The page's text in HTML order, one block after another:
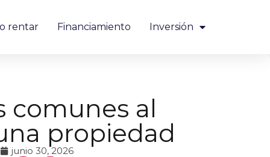
rentar Financiamiento Inversión
comunes al
propiedad
junio 30, 2026